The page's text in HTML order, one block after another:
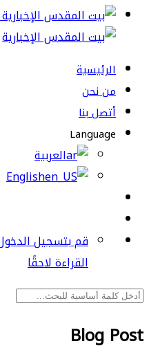
الرئيسية
من نحن
أتصل بنا
Language
العربية
English
قم بتسجيل
القراءة لاحقًا
Blog Post